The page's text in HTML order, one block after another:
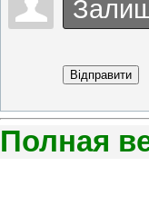
Відправити
Полная